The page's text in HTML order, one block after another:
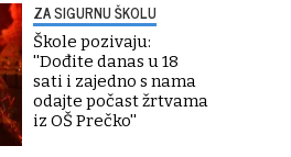
ZA SIGURNU ŠKOLU
Škole pozivaju:
''Dođite danas u 18
sati i zajedno s nama
odajte počast žrtvama
iz OŠ Prečko''